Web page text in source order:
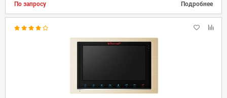
По запросу Подробнее